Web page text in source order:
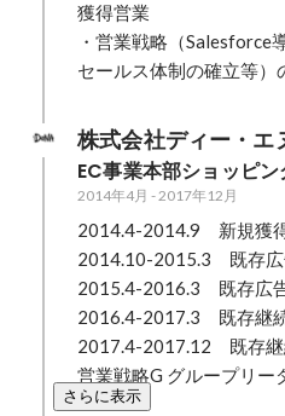
獲得営業
・営業戦略（Salesforce
セールス体制の確立等）
株式会社ディー・エ
EC事業本部ショッピ
2014年4月 -2017年12月
2014.4-2014.9　新規獲
2014.10-2015.3　既存
2015.4-2016.3　既存広
2016.4-2017.3　既存継
2017.4-2017.12　既存
営業戦略G グループリー
さらに表示